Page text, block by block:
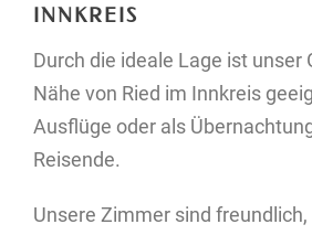
INNKREIS
Durch die ideale Lage ist unser
Nähe von Ried im Innkreis
Ausflüge oder als
Reisende.
Unsere Zimmer sind freundlich,